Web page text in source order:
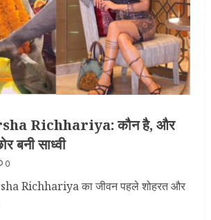
Richhariya: कौन है, और
बनी साध्वी
0
Richhariya का जीवन पहले शोहरत और